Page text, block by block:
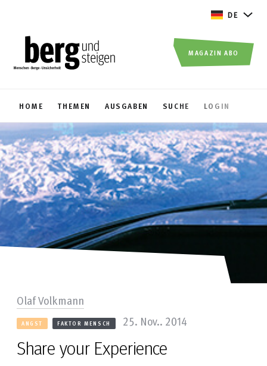
DE
HOME THEMEN AUSGABEN SUCHE LOGIN
MAGAZIN ABO
Share your Experience
ANGST FAKTOR MENSCH 25. Nov.. 2014
Olaf Volkmann